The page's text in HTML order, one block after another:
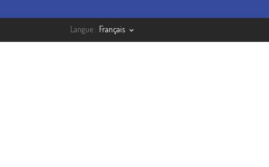
Langue : Français keyboard_arrow_down